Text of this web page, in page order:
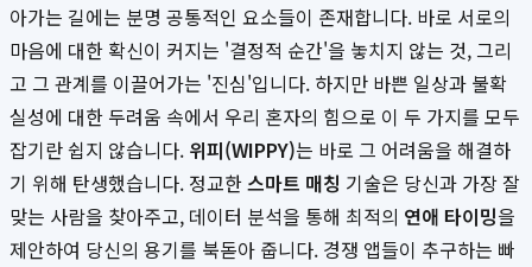
아가는 길에는 분명 공통적인 요소들이 존재합니다. 바로 서로의
마음에 대한 확신이 커지는 '결정적 순간'을 놓치지 않는 것, 그리
고 그 관계를 이끌어가는 '진심'입니다. 하지만 바쁜 일상과 불확
실성에 대한 두려움 속에서 우리 혼자의 힘으로 이 두 가지를 모두
잡기란 쉽지 않습니다. 위피(WIPPY)는 바로 그 어려움을 해결하
기 위해 탄생했습니다. 정교한스마트 매칭 기술은 당신과 가장 잘
맞는 사람을 찾아주고, 데이터 분석을 통해 최적의 연애 타이밍을
제안하여 당신의 용기를 북돋아 줍니다. 경쟁 앱들이 추구하는 빠